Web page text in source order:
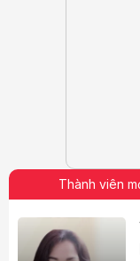
Thành viên